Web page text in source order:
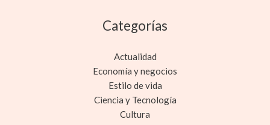
Categorías
Actualidad
Economía y negocios
Estilo de vida
Ciencia y Tecnología
Cultura